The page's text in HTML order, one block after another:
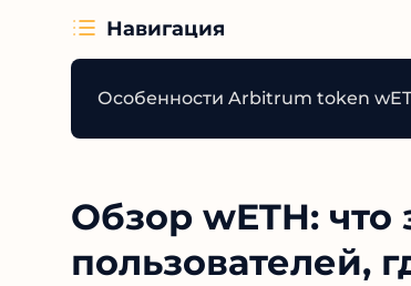
Навигация
Особенности Arbitrum token
Обзор wETH: что
пользователей,